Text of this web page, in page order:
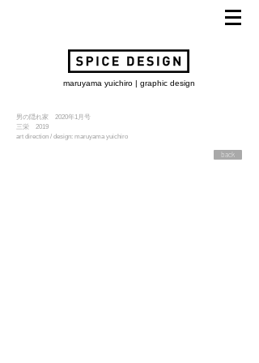
maruyama yuichiro | graphic design
男の隠れ家 2020年1月号
​三栄 2019
art direction / design: maruyama yuichiro
back